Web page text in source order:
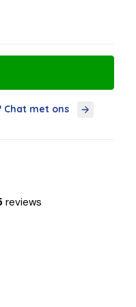
Chat met ons
reviews